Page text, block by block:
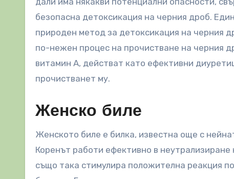
безопасна детоксикация на черния дроб.
природен метод за детоксикация на черния
по-нежен процес на прочистване на черния
витамин A, действат като ефективни
прочистванет му.
Женско биле
Женското биле е билка, известна още с
Коренът работи ефективно в
също така стимулира положителна реакция